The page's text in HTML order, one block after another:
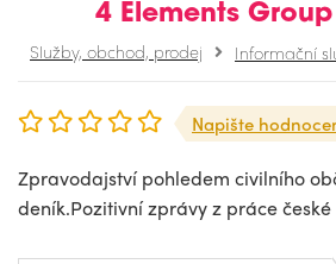
4 Elements
Služby, obchod, prodej Informační
Napište
Zpravodajství pohledem civilního
deník.Pozitivní zprávy z práce